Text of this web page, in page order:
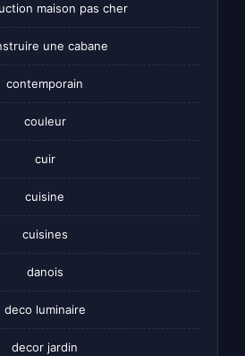
maison pas cher
une cabane
contemporain
couleur
cuir
cuisine
cuisines
danois
deco luminaire
decor jardin